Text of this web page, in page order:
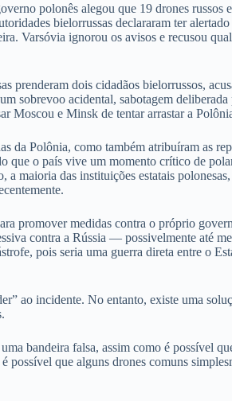
polonês alegou que 19 drones russos
bielorrussas declararam ter
Varsóvia ignorou os avisos e recusou
dois cidadãos bielorrussos,
sobrevoo acidental, sabotagem
Moscou e Minsk de tentar arrastar a
da Polônia, como também atribuíram as
que o país vive um momento crítico de
maioria das instituições estatais
promover medidas contra o próprio
contra a Rússia — possivelmente até
pois seria uma guerra direta entre o
ao incidente. No entanto, existe uma
bandeira falsa, assim como é possível
que alguns drones comuns